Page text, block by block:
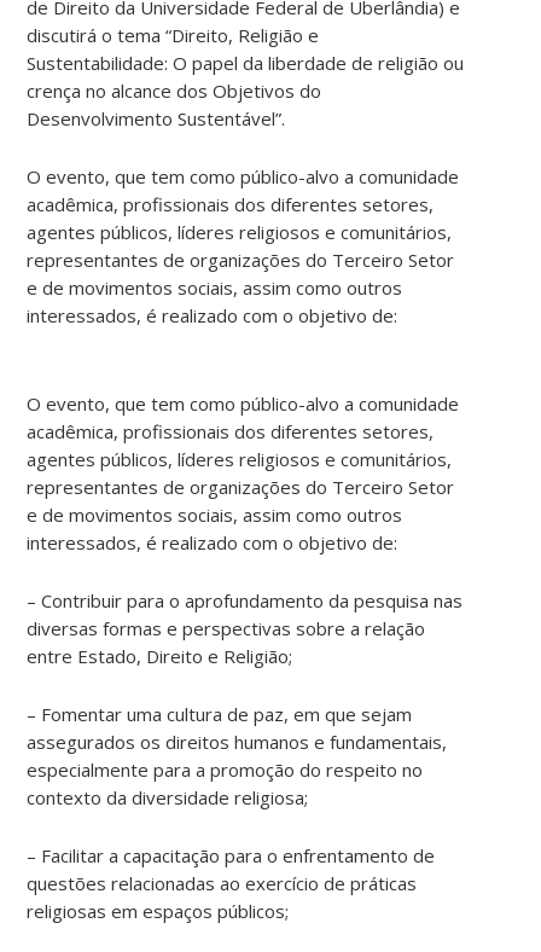
de Direito da Universidade Federal de Uberlândia) e
discutirá o tema “Direito, Religião e
Sustentabilidade: O papel da liberdade de religião ou
crença no alcance dos Objetivos do
Desenvolvimento Sustentável”.
O evento, que tem como público-alvo a comunidade
acadêmica, profissionais dos diferentes setores,
agentes públicos, líderes religiosos e comunitários,
representantes de organizações do Terceiro Setor
e de movimentos sociais, assim como outros
interessados, é realizado com o objetivo de:
O evento, que tem como público-alvo a comunidade
acadêmica, profissionais dos diferentes setores,
agentes públicos, líderes religiosos e comunitários,
representantes de organizações do Terceiro Setor
e de movimentos sociais, assim como outros
interessados, é realizado com o objetivo de:
– Contribuir para o aprofundamento da pesquisa nas
diversas formas e perspectivas sobre a relação
entre Estado, Direito e Religião;
– Fomentar uma cultura de paz, em que sejam
assegurados os direitos humanos e fundamentais,
especialmente para a promoção do respeito no
contexto da diversidade religiosa;
– Facilitar a capacitação para o enfrentamento de
questões relacionadas ao exercício de práticas
religiosas em espaços públicos;